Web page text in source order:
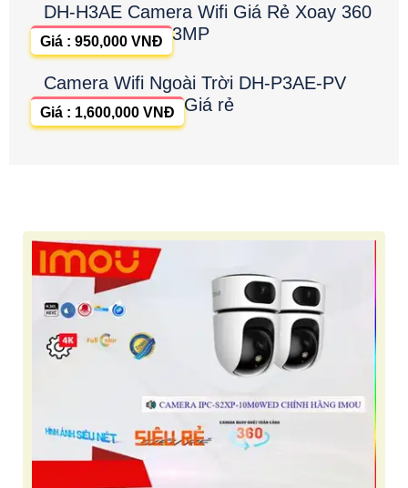
DH-H3AE Camera Wifi Giá Rẻ Xoay 360
3MP
Giá : 950,000 VNĐ
Camera Wifi Ngoài Trời DH-P3AE-PV
Giá rẻ
Giá : 1,600,000 VNĐ